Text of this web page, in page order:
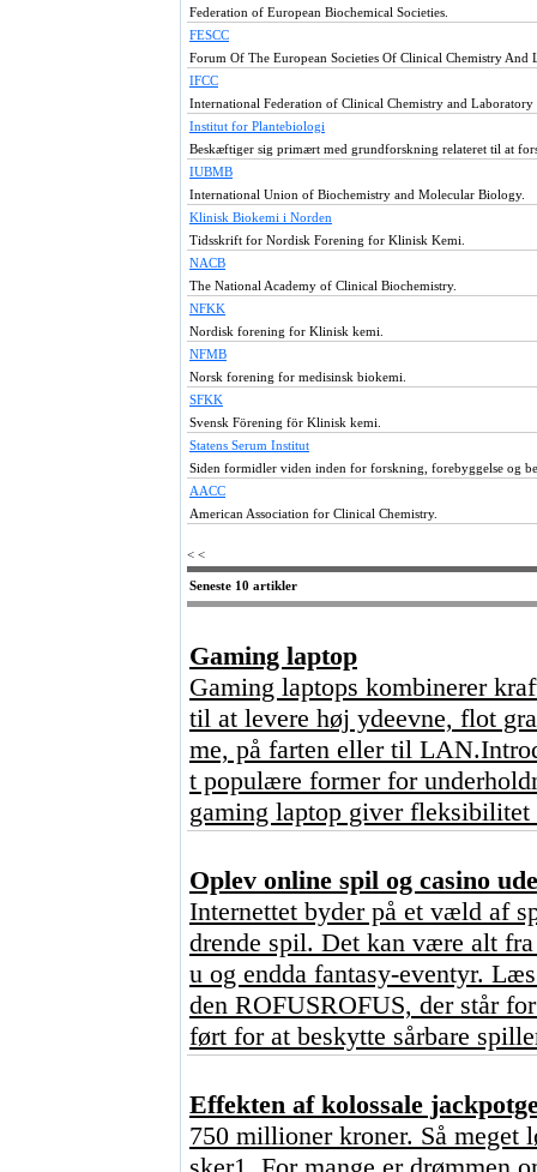
Federation of European Biochemical Societies.
FESCC
Forum Of The European Societies Of Clinical Chemistry And
IFCC
International Federation of Clinical Chemistry and Laboratory
Institut for Plantebiologi
Beskæftiger sig primært med grundforskning relateret til at
IUBMB
International Union of Biochemistry and Molecular Biology.
Klinisk Biokemi i Norden
Tidsskrift for Nordisk Forening for Klinisk Kemi.
NACB
The National Academy of Clinical Biochemistry.
NFKK
Nordisk forening for Klinisk kemi.
NFMB
Norsk forening for medisinsk biokemi.
SFKK
Svensk Förening för Klinisk kemi.
Statens Serum Institut
Siden formidler viden inden for forskning, forebyggelse og
AACC
American Association for Clinical Chemistry.
< <
Seneste 10 artikler
Gaming laptop
Gaming laptops kombinerer
til at levere høj ydeevne, flot
me, på farten eller til
t populære former for
gaming laptop giver fleksibilitet
Oplev online spil og casino
Internettet byder på et væld af
drende spil. Det kan være alt
u og endda fantasy-eventyr.
den ROFUSROFUS, der står
ført for at beskytte sårbare
Effekten af kolossale
750 millioner kroner. Så meget